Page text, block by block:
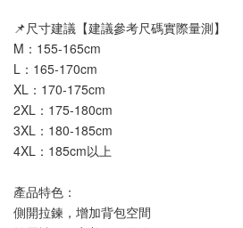
📌尺寸建議【建議參考尺碼實際量測】
M：155-165cm
L：165-170cm
XL：170-175cm
2XL：175-180cm
3XL：180-185cm
4XL：185cm以上
產品特色：
側開拉鍊，增加背包空間